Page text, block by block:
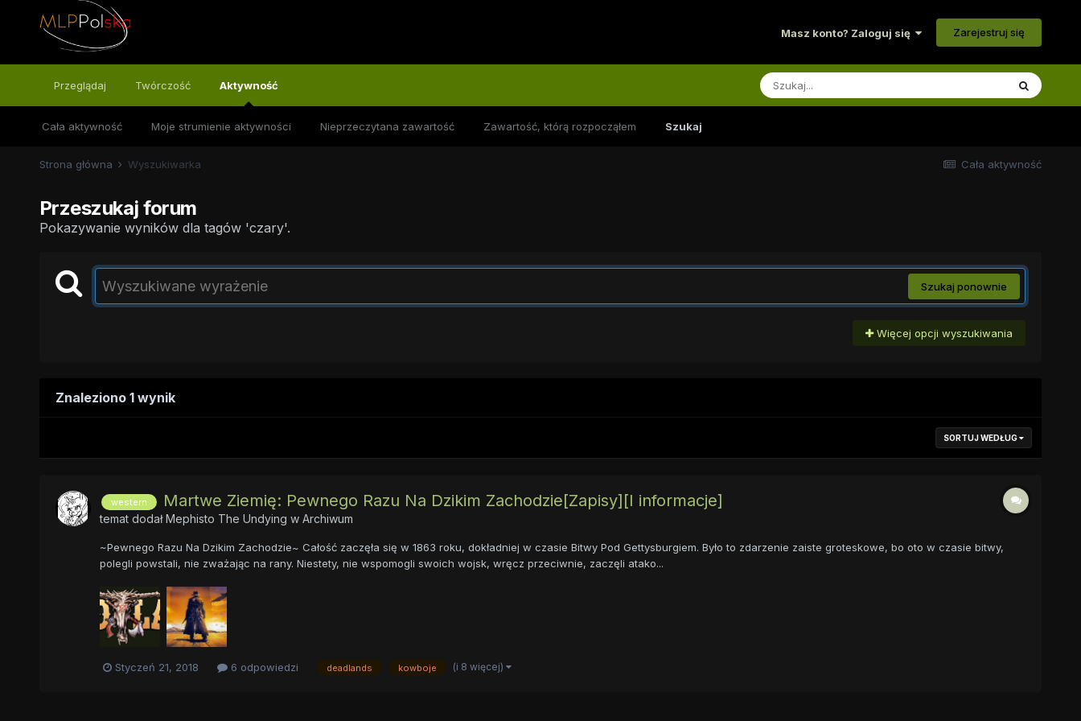
Masz konto? Zaloguj się Zarejestruj się
Przeglądaj Twórczość Aktywność
Cała aktywność Moje strumienie aktywności Nieprzeczytana zawartość Zawartość, którą rozpocząłem Szukaj
Cała aktywność
Strona główna Wyszukiwarka
Przeszukaj forum
Pokazywanie wyników dla tagów 'czary'.
Szukaj ponownie
Więcej opcji wyszukiwania
Znaleziono 1 wynik
SORTUJ WEDŁUG
western Martwe Ziemię: Pewnego Razu Na Dzikim Zachodzie[Zapisy][I informacje]
temat dodałMephisto The Undying w Archiwum
~Pewnego Razu Na Dzikim Zachodzie~ Całość zaczęła się w 1863 roku, dokładniej w czasie Bitwy Pod Gettysburgiem. Było to zdarzenie zaiste groteskowe, bo oto w czasie bitwy,
polegli powstali, nie zważając na rany. Niestety, nie wspomogli swoich wojsk, wręcz przeciwnie, zaczęli atako...
Styczeń 21, 2018 6 odpowiedzi deadlands kowboje (i 8 więcej)